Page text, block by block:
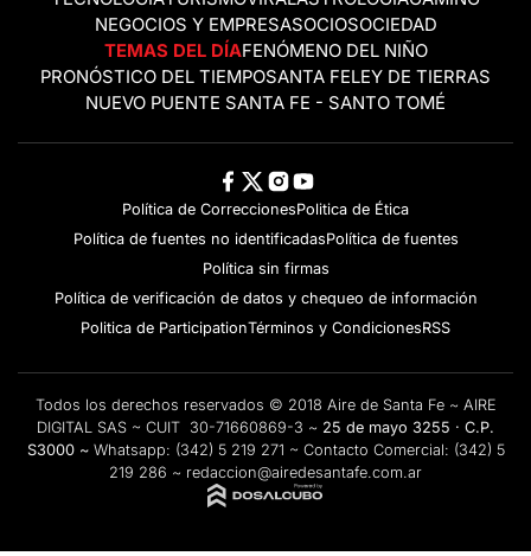
NEGOCIOS Y EMPRESASOCIOSOCIEDAD
TEMAS DEL DÍAFENÓMENO DEL NIÑO
PRONÓSTICO DEL TIEMPOSANTA FELEY DE TIERRAS
NUEVO PUENTE SANTA FE - SANTO TOMÉ
Política de CorreccionesPolitica de Ética
Política de fuentes no identificadasPolítica de fuentes
Política sin firmas
Política de verificación de datos y chequeo de información
Politica de ParticipationTérminos y CondicionesRSS
Todos los derechos reservados © 2018 Aire de Santa Fe ~ AIRE
DIGITAL SAS ~ CUIT 30-71660869-3 ~ 25 de mayo 3255 · C.P.
S3000 ~ Whatsapp: (342) 5 219 271 ~ Contacto Comercial: (342) 5
219 286 ~ redaccion@airedesantafe.com.ar